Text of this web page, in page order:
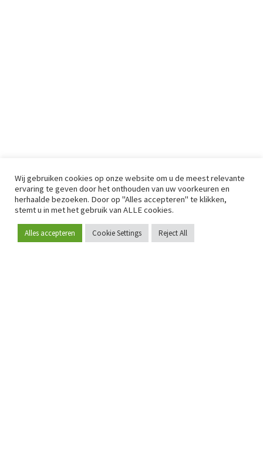
Word lid
Wij gebruiken cookies op onze website om u de meest relevante
ervaring te geven door het onthouden van uw voorkeuren en
herhaalde bezoeken. Door op "Alles accepteren" te klikken,
stemt u in met het gebruik van ALLE cookies.
Alles accepteren Cookie Settings Reject All